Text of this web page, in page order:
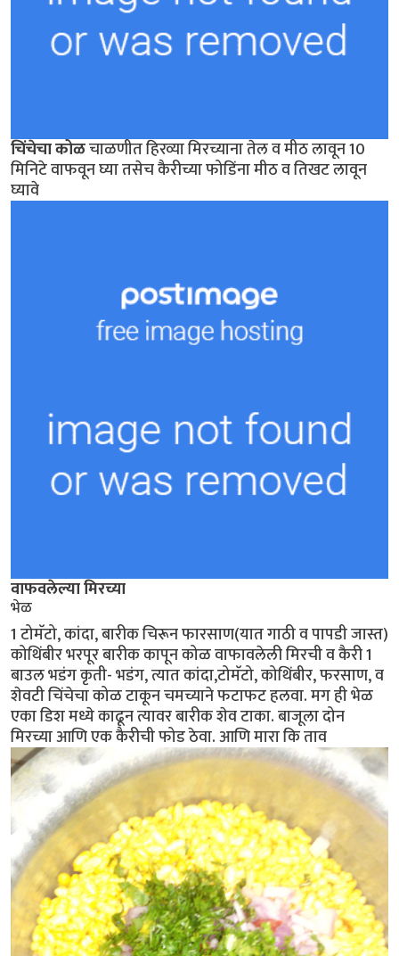
चिंचेचा कोळचाळणीत हिरव्या मिरच्याना तेल व मीठ लावून 10
मिनिटे वाफवून घ्या तसेच कैरीच्या फोडिंना मीठ व तिखट लावून
घ्यावे
वाफवलेल्या मिरच्या
भेळ
1 टोमॅटो, कांदा, बारीक चिरून फारसाण(यात गाठी व पापडी जास्त)
कोथिंबीर भरपूर बारीक कापून कोळ वाफावलेली मिरची व कैरी 1
बाउल भडंग कृती- भडंग, त्यात कांदा,टोमॅटो, कोथिंबीर, फरसाण, व
शेवटी चिंचेचा कोळ टाकून चमच्याने फटाफट हलवा. मग ही भेळ
एका डिश मध्ये काढून त्यावर बारीक शेव टाका. बाजूला दोन
मिरच्या आणि एक कैरीची फोड ठेवा. आणि मारा कि ताव